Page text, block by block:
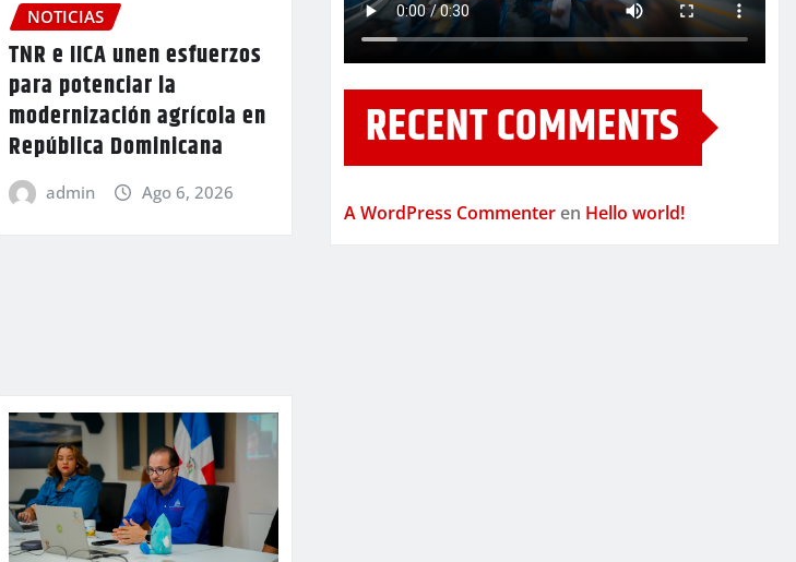
NOTICIAS
TNR e IICA unen esfuerzos
para potenciar la
modernización agrícola en
República Dominicana
admin Ago 6, 2026
RECENT COMMENTS
A WordPress Commenter en Hello world!